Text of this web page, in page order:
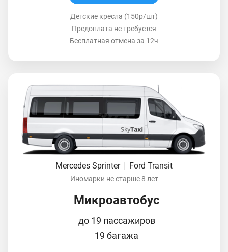
Детские кресла (150р/шт)
Предоплата не требуется
Бесплатная отмена за 12ч
Mercedes Sprinter | Ford Transit
Иномарки не старше 8 лет
Микроавтобус
до 19 пассажиров
19 багажа